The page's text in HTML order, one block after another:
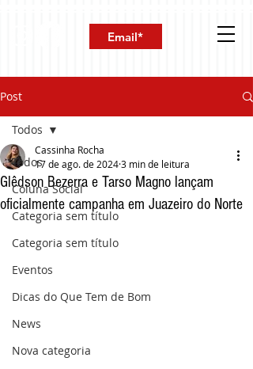
Post
Todos
Coluna Social
Categoria sem título
Categoria sem título
Eventos
Dicas do Que Tem de Bom
News
Nova categoria
Todos
Glêdson Bezerra e Tarso Magno lançam
oficialmente campanha em Juazeiro do Norte
Cassinha Rocha
17 de ago. de 20243 min de leitura